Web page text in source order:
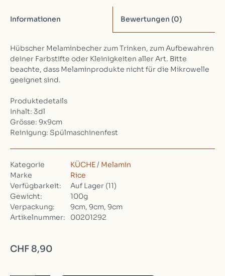
Informationen Bewertungen (0)
Hübscher Melaminbecher zum Trinken, zum Aufbewahren
deiner Farbstifte oder Kleinigkeiten aller Art. Bitte
beachte, dass Melaminprodukte nicht für die Mikrowelle
geeignet sind.
Produktedetails
Inhalt: 3dl
Grösse: 9x9cm
Reinigung: Spülmaschinenfest
Kategorie KÜCHE / Melamin
Marke
Rice
Verfügbarkeit:
Auf Lager (11)
Gewicht:
100g
Verpackung:
9cm, 9cm, 9cm
Artikelnummer:
00201292
CHF 8,90